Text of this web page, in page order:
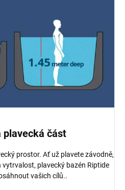
plavecká část
prostor. Ať už plavete závodně,
vytrvalost, plavecký bazén Riptide
vašich cílů..